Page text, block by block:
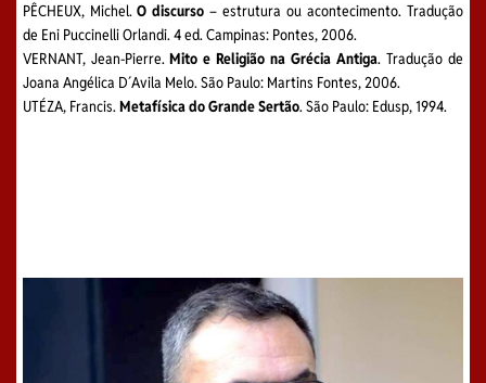
PÊCHEUX, Michel. O discurso – estrutura ou acontecimento. Tradução
de Eni Puccinelli Orlandi. 4 ed. Campinas: Pontes, 2006.
VERNANT, Jean-Pierre. Mito e Religião na Grécia Antiga. Tradução de
Joana Angélica D´Avila Melo. São Paulo: Martins Fontes, 2006.
UTÉZA, Francis.Metafísica do Grande Sertão. São Paulo: Edusp, 1994.